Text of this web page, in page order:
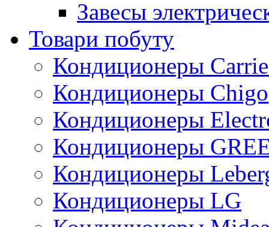
Завесы
Товари побуту
Кондиционеры
Кондиционеры Chigo
Кондиционеры
Кондиционеры
Кондиционеры
Кондиционеры LG